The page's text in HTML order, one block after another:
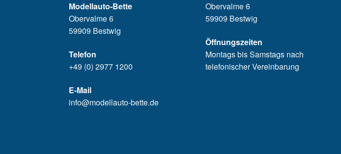
Modellauto-Bette
Obervalme 6
59909 Bestwig
Telefon
+49 (0) 2977 1200
E-Mail
info@modellauto-bette.de
Obervalme 6
59909 Bestwig
Öffnungszeiten
Montags bis Samstags nach
telefonischer Vereinbarung